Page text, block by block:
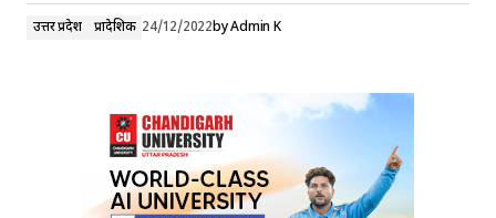
उत्तर प्रदेश प्रादेशिक 24/12/2022byAdmin K